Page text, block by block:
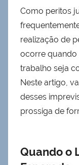
Como peritos
realização de
ocorre quando
trabalho seja
Neste artigo,
desses
prossiga de
Quando o